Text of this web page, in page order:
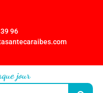
96
jour